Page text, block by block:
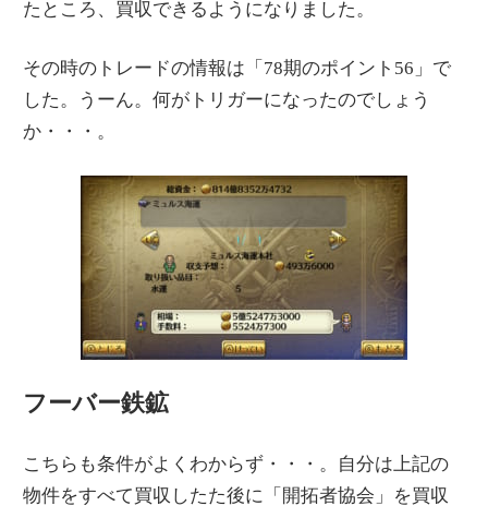
たところ、買収できるようになりました。
その時のトレードの情報は「78期のポイント56」で
した。うーん。何がトリガーになったのでしょう
か・・・。
フーバー鉄鉱
こちらも条件がよくわからず・・・。自分は上記の
物件をすべて買収したた後に「開拓者協会」を買収